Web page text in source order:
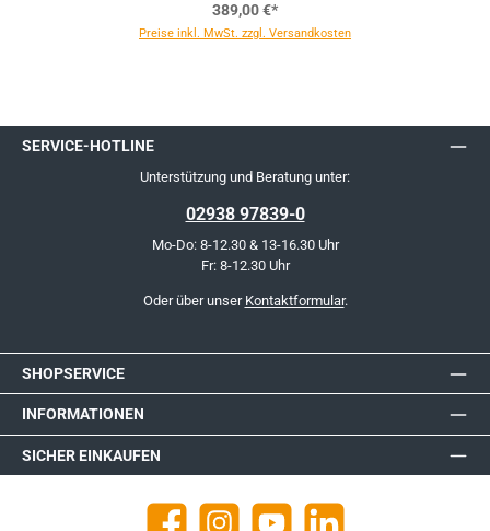
389,00 €*
Preise inkl. MwSt. zzgl. Versandkosten
SERVICE-HOTLINE
Unterstützung und Beratung unter:
02938 97839-0
Mo-Do: 8-12.30 & 13-16.30 Uhr
Fr: 8-12.30 Uhr
Oder über unser Kontaktformular.
SHOPSERVICE
INFORMATIONEN
SICHER EINKAUFEN